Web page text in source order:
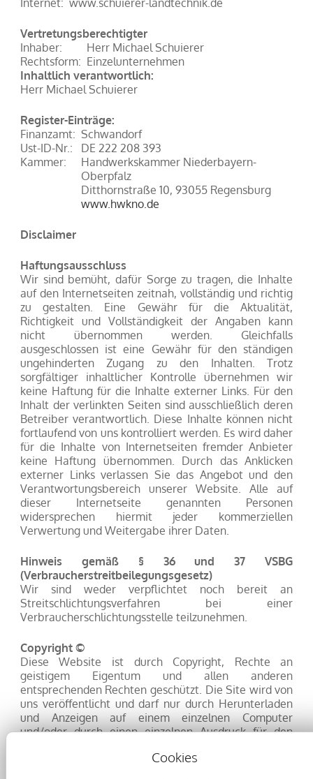
Vertretungsberechtigter
Inhaber:
Herr Michael Schuierer
Rechtsform: Einzelunternehmen
Inhaltlich verantwortlich:
Herr Michael Schuierer
Register-Einträge:
Finanzamt: Schwandorf
Ust-ID-Nr.:
DE 222 208 393
Kammer:
Handwerkskammer Niederbayern-
Oberpfalz
Ditthornstraße 10, 93055 Regensburg
www.hwkno.de
Disclaimer
Haftungsausschluss
Wir sind bemüht, dafür Sorge zu tragen, die Inhalte
auf den Internetseiten zeitnah, vollständig und richtig
zu gestalten. Eine Gewähr für die Aktualität,
Richtigkeit und Vollständigkeit der Angaben kann
nicht übernommen werden. Gleichfalls
ausgeschlossen ist eine Gewähr für den ständigen
ungehinderten Zugang zu den Inhalten. Trotz
sorgfältiger inhaltlicher Kontrolle übernehmen wir
keine Haftung für die Inhalte externer Links. Für den
Inhalt der verlinkten Seiten sind ausschließlich deren
Betreiber verantwortlich. Diese Inhalte können nicht
fortlaufend von uns kontrolliert werden. Es wird daher
für die Inhalte von Internetseiten fremder Anbieter
keine Haftung übernommen. Durch das Anklicken
externer Links verlassen Sie das Angebot und den
Verantwortungsbereich unserer Website. Alle auf
dieser Internetseite genannten Personen
widersprechen hiermit jeder kommerziellen
Verwertung und Weitergabe ihrer Daten.
Hinweis gemäß § 36 und 37 VSBG
(Verbraucherstreitbeilegungsgesetz)
Wir sind weder verpflichtet noch bereit an
Streitschlichtungsverfahren bei einer
Verbraucherschlichtungsstelle teilzunehmen.
Copyright ©
Diese Website ist durch Copyright, Rechte an
geistigem Eigentum und allen anderen
entsprechenden Rechten geschützt. Die Site wird von
uns veröffentlicht und darf nur durch Herunterladen
und Anzeigen auf einem einzelnen Computer
und/oder durch einen einzelnen Ausdruck für den
vervielfältigt werden. Die Site darf ohne vorherige
Cookies